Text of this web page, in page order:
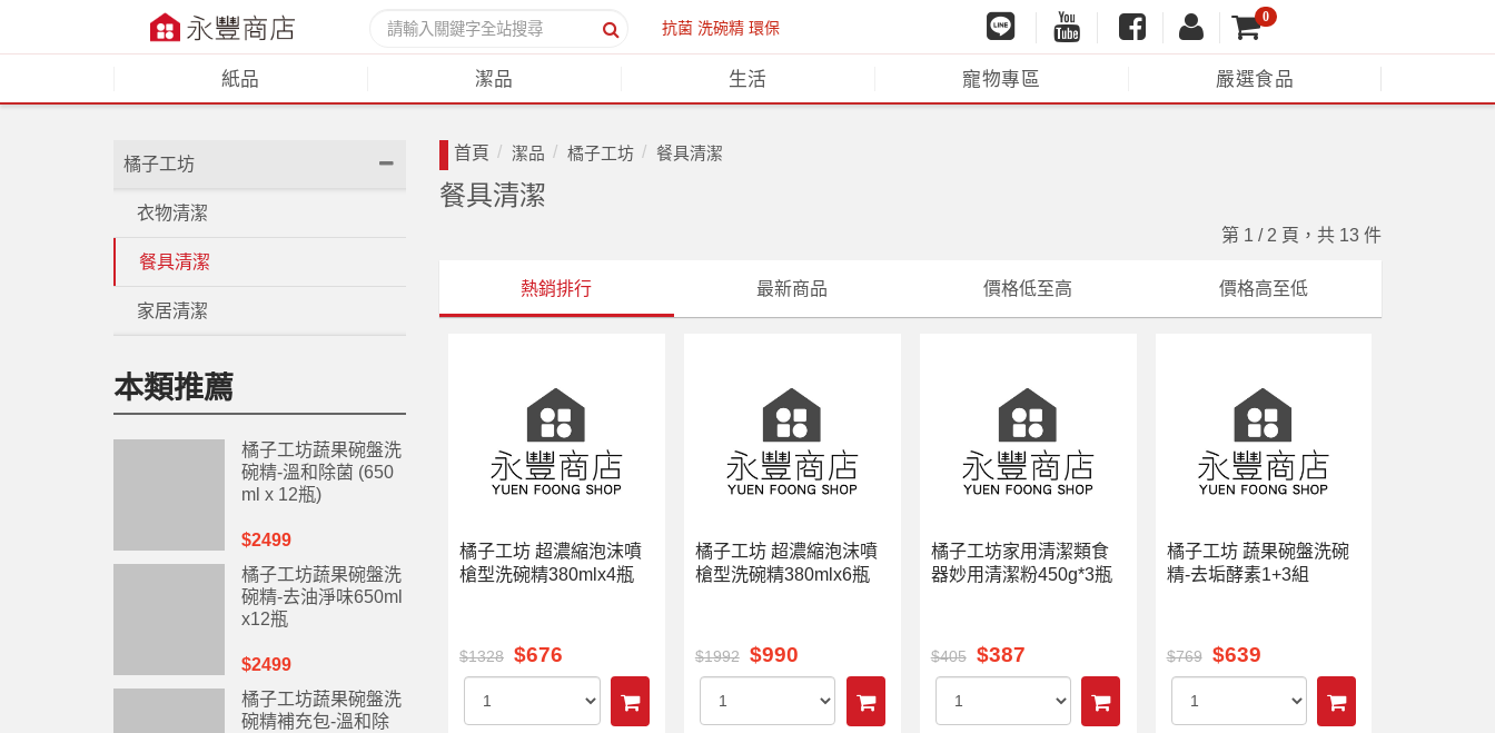
抗菌 洗碗精 環保
0
紙品 潔品 生活 寵物專區 嚴選食品
首頁 潔品 橘子工坊 餐具清潔
餐具清潔
第 1 / 2 頁，共 13 件
熱銷排行 最新商品 價格低至高 價格高至低
橘子工坊 超濃縮泡沫噴
槍型洗碗精380mlx4瓶
$1328 $676
橘子工坊 超濃縮泡沫噴
槍型洗碗精380mlx6瓶
$1992 $990
橘子工坊家用清潔類食
器妙用清潔粉450g*3瓶
$405 $387
橘子工坊 蔬果碗盤洗碗
精-去垢酵素1+3組
$769 $639
橘子工坊
衣物清潔
餐具清潔
家居清潔
本類推薦
橘子工坊蔬果碗盤洗
碗精-溫和除菌 (650
ml x 12瓶)
$2499
橘子工坊蔬果碗盤洗
碗精-去油淨味650ml
x12瓶
$2499
橘子工坊蔬果碗盤洗
碗精補充包-溫和除